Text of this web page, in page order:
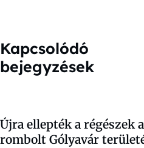
Kapcsolódó
bejegyzések
Újra ellepték a régészek
rombolt Gólyavár